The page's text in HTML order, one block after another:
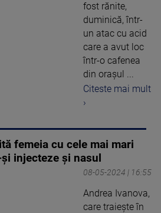
fost rănite,
duminică, într-
un atac cu acid
care a avut loc
într-o cafenea
din oraşul ...
Citeste mai mult
›
femeia cu cele mai mari
injecteze și nasul
08-05-2024 | 16:55
Andrea Ivanova,
care traiește în